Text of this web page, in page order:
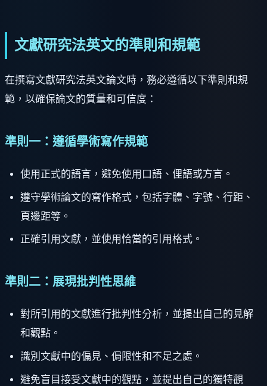
文獻研究法英文的準則和規範
在撰寫文獻研究法英文論文時，務必遵循以下準則和規
範，以確保論文的質量和可信度：
準則一：遵循學術寫作規範
使用正式的語言，避免使用口語、俚語或方言。
遵守學術論文的寫作格式，包括字體、字號、行距、
頁邊距等。
正確引用文獻，並使用恰當的引用格式。
準則二：展現批判性思維
對所引用的文獻進行批判性分析，並提出自己的見解
和觀點。
識別文獻中的偏見、侷限性和不足之處。
避免盲目接受文獻中的觀點，並提出自己的獨特觀